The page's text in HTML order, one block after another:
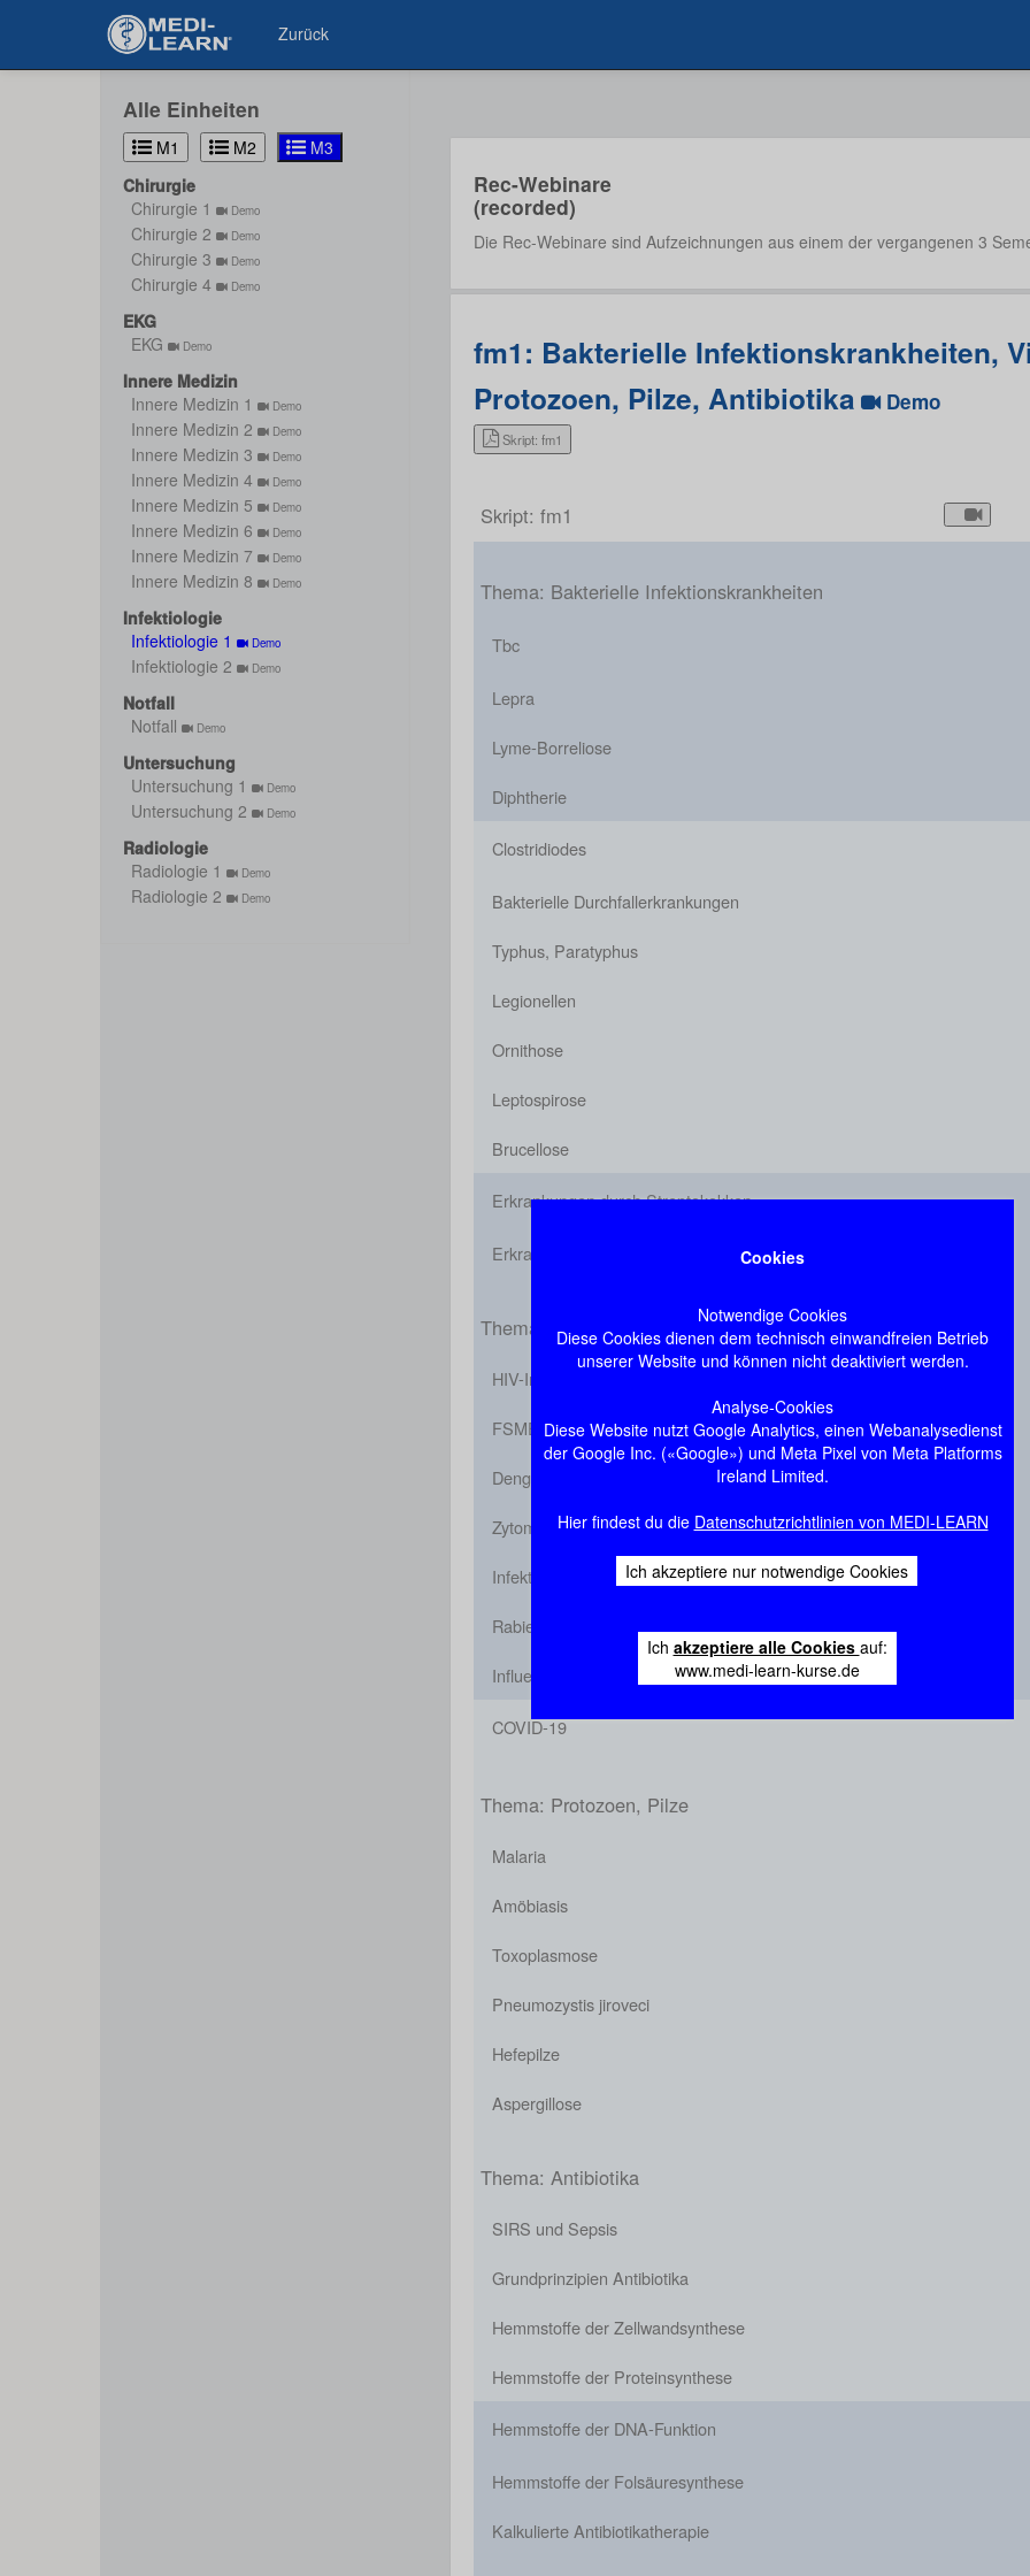
Cookies
Notwendige Cookies
Diese Cookies dienen dem technisch einwandfreien Betrieb
unserer Website und können nicht deaktiviert werden.
Analyse-Cookies
Diese Website nutzt Google Analytics, einen Webanalysedienst
der Google Inc. («Google») und Meta Pixel von Meta Platforms
Ireland Limited.
Hier findest du die Datenschutzrichtlinien von MEDI-LEARN
Ich akzeptiere nur notwendige Cookies
Ich akzeptiere alle Cookies auf:
www.medi-learn-kurse.de
Zurück
Alle Einheiten
M1 M2
M3
Chirurgie
Chirurgie 1
Demo
Chirurgie 2 Demo
Chirurgie 3 Demo
Chirurgie 4 Demo
EKG
EKG
Demo
Innere Medizin
Innere Medizin 1
Demo
Innere Medizin 2 Demo
Innere Medizin 3 Demo
Innere Medizin 4 Demo
Innere Medizin 5 Demo
Innere Medizin 6 Demo
Innere Medizin 7 Demo
Innere Medizin 8 Demo
Infektiologie
Infektiologie 1
Demo
Infektiologie 2 Demo
Notfall
Notfall
Demo
Untersuchung
Untersuchung 1
Demo
Untersuchung 2 Demo
Radiologie
Radiologie 1
Demo
Radiologie 2 Demo
Rec-Webinare
(recorded)
Die Rec-Webinare sind Aufzeichnungen aus einem der vergangenen 3
fm1: Bakterielle Infektionskrankheiten,
Protozoen, Pilze, Antibiotika
Demo
Skript: fm1
Skript: fm1
Thema: Bakterielle Infektionskrankheiten
Tbc
Lepra
Lyme-Borreliose
Diphtherie
Clostridiodes
Bakterielle Durchfallerkrankungen
Typhus, Paratyphus
Legionellen
Ornithose
Leptospirose
Brucellose
Erkrankungen durch Streptokokken
Erkrankungen durch Staphylokokken
Thema: Virale Infektionskrankheiten
HIV-Infektion
FSME
Dengue
Zytomegalievirus-Infektion
Infektiöse Mononukleose
Rabies
Influenza
COVID-19
Thema: Protozoen, Pilze
Malaria
Amöbiasis
Toxoplasmose
Pneumozystis jiroveci
Hefepilze
Aspergillose
Thema: Antibiotika
SIRS und Sepsis
Grundprinzipien Antibiotika
Hemmstoffe der Zellwandsynthese
Hemmstoffe der Proteinsynthese
Hemmstoffe der DNA-Funktion
Hemmstoffe der Folsäuresynthese
Kalkulierte Antibiotikatherapie